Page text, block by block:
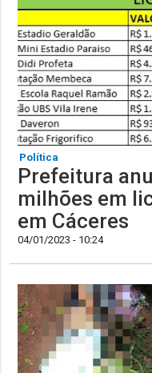
Política
Prefeitura
milhões em
em Cáceres
04/01/2023 - 10:24